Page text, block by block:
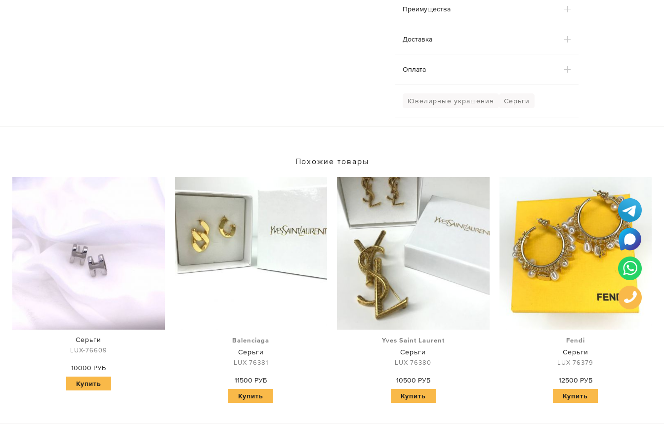
Преимущества
Доставка
Оплата
Ювелирные украшения Серьги
Похожие товары
Серьги
LUX-76609
10000 РУБ
Купить
Balenciaga
Серьги
LUX-76381
11500 РУБ
Купить
Yves Saint Laurent
Серьги
LUX-76380
10500 РУБ
Купить
Fendi
Серьги
LUX-76379
12500 РУБ
Купить